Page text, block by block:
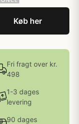
Køb her
Fri fragt over kr.
498
1-3 dages
levering
90 dages